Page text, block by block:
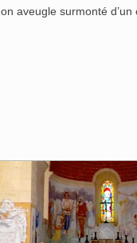
aveugle surmonté